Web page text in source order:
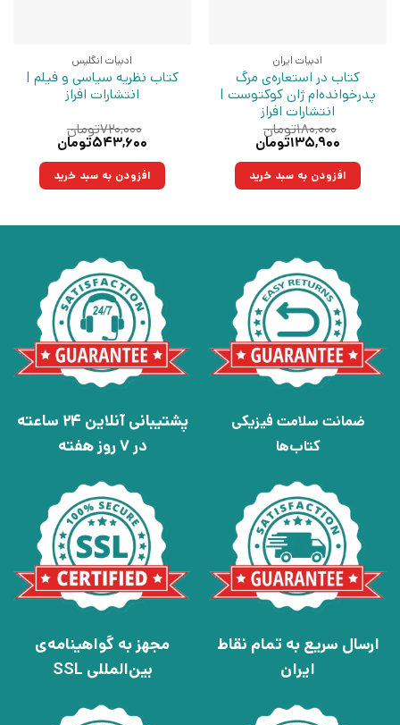
ادبیات ایران
کتاب در استعاره‌ی مرگ
پدرخوانده‌ام ژان کوکتوست |
انتشارات افراز
۱۸۰,۰۰۰تومان
قیمت
۱۸۰,۰۰۰تومان
بود.
۱۳۵,۹۰۰تومان
۱۳۵,۹۰۰تومان.افزودن به سبد خرید
ادبیات انگلیس
کتاب نظریه سیاسی و فیلم |
انتشارات افراز
۷۲۰,۰۰۰تومان
قیمت
۷۲۰,۰۰۰تومان
بود.
۵۴۳,۶۰۰تومان
۵۴۳,۶۰۰تومان.افزودن به سبد خرید
ضمانت سلامت فیزیکی
کتاب‌ها
پشتیبانی آنلاین 24 ساعته
در 7 روز هفته
ارسال سریع به تمام نقاط
ایران
مجهز به گواهینامه‌ی
بین‌المللی SSL